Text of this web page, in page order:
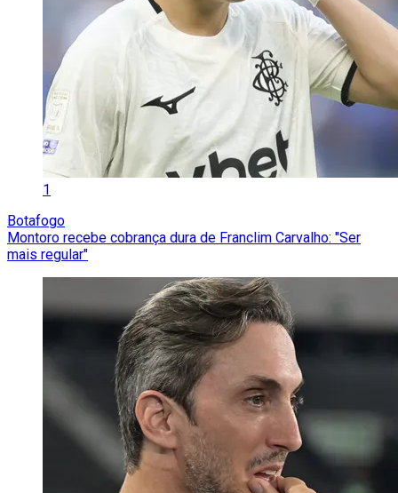
1
Botafogo
Montoro recebe cobrança dura de Franclim Carvalho: "Ser
mais regular"